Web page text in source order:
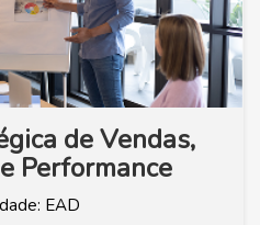
de Vendas,
Performance
EAD